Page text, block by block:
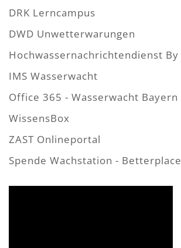
DRK Lerncampus
DWD Unwetterwarungen
Hochwassernachrichtendienst By
IMS Wasserwacht
Office 365 - Wasserwacht Bayern
WissensBox
ZAST Onlineportal
Spende Wachstation - Betterplace